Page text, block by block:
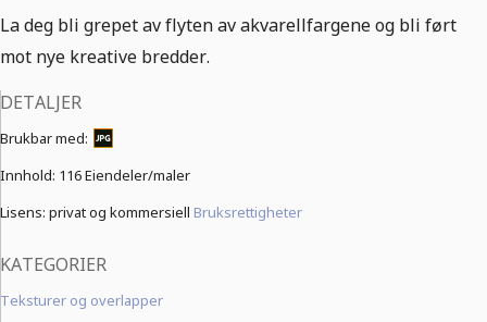
La deg bli grepet av flyten av akvarellfargene og bli ført
mot nye kreative bredder.
DETALJER
Brukbar med:
Innhold: 116 Eiendeler/maler
Lisens: privat og kommersiell Bruksrettigheter
KATEGORIER
Teksturer og overlapper